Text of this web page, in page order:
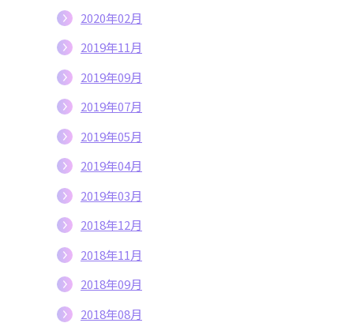
2020年02月
2019年11月
2019年09月
2019年07月
2019年05月
2019年04月
2019年03月
2018年12月
2018年11月
2018年09月
2018年08月